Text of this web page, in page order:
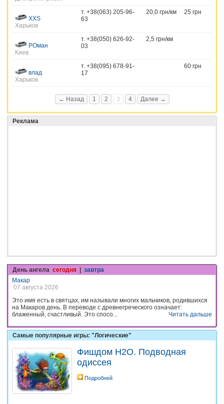
XXS
Харьков
т. +38(063) 205-96-
63
20,0 грн/км 25 грн
РОман
Киев
т. +38(050) 626-92-
03
2,5 грн/км
влад
Харьков
т. +38(095) 678-91-
17
60 грн
← Назад 1 2 3 4 Далее →
Реклама
День ангела сегодня
завтра
Макар
07 августа 2026
Это имя есть в святцах, им называли многих мальчиков, родившихся
на Макаров день. В переводе с древнегреческого означает:
блаженный, счастливый. Это спосо...
Читать дальше
Самые популярные игры: "Логические"
Фишдом H2O. Подводная
одиссея
Подробней